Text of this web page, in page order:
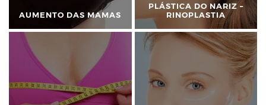
AUMENTO DAS MAMAS
PLÁSTICA DO NARIZ –
RINOPLASTIA